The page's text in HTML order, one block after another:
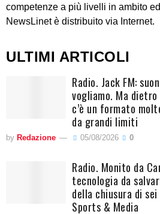
competenze a più livelli in ambito
NewsLinet è distribuito via Internet.
ULTIMI ARTICOLI
Radio. Jack FM:
vogliamo. Ma
c’è un formato
da grandi limiti
by Redazione 05/08/2026 0
Radio. Monito da
tecnologia da
della chiusura di
Sports & Media